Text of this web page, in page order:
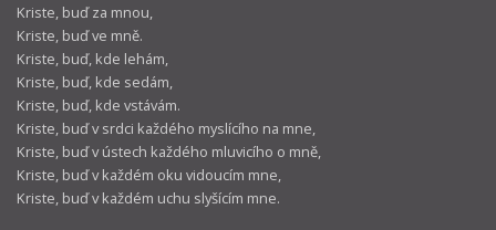
Kriste, buď za mnou,
Kriste, buď ve mně.
Kriste, buď, kde lehám,
Kriste, buď, kde sedám,
Kriste, buď, kde vstávám.
Kriste, buď v srdci každého myslícího na mne,
Kriste, buď v ústech každého mluvicího o mně,
Kriste, buď v každém oku vidoucím mne,
Kriste, buď v každém uchu slyšícím mne.